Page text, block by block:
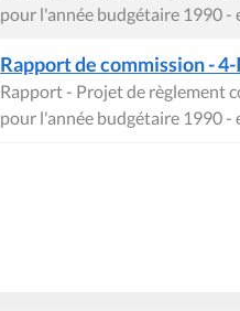
pour l'année budgétaire 1990 -
Rapport de commission -
Rapport - Projet de règlement
pour l'année budgétaire 1990 -